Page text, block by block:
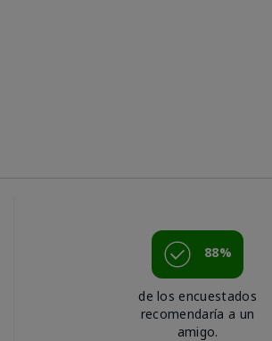
88%
de los encuestados
recomendaría a un
amigo.